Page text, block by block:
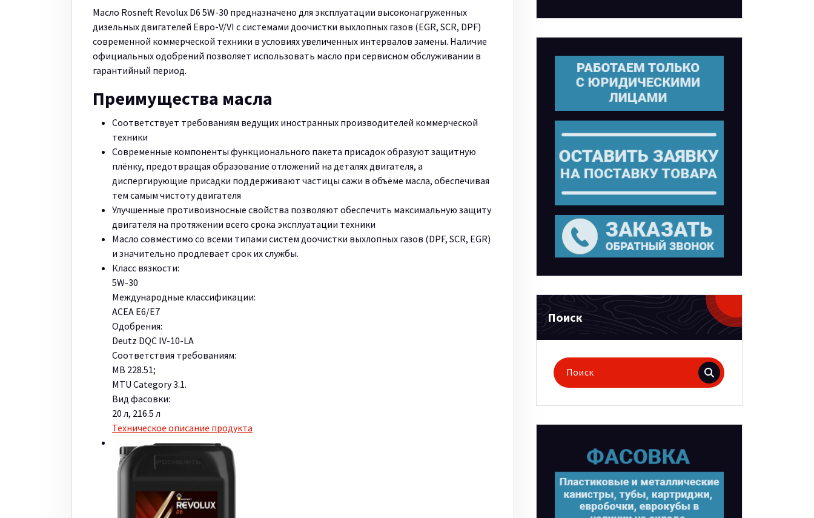
Масло Rosneft Revolux D6 5W-30 предназначено для эксплуатации высоконагруженных
дизельных двигателей Евро-V/VI с системами доочистки выхлопных газов (EGR, SCR, DPF)
современной коммерческой техники в условиях увеличенных интервалов замены. Наличие
официальных одобрений позволяет использовать масло при сервисном обслуживании в
гарантийный период.
Преимущества масла
Соответствует требованиям ведущих иностранных производителей коммерческой
техники
Современные компоненты функционального пакета присадок образуют защитную
плёнку, предотвращая образование отложений на деталях двигателя, а
диспергирующие присадки поддерживают частицы сажи в объёме масла, обеспечивая
тем самым чистоту двигателя
Улучшенные противоизносные свойства позволяют обеспечить максимальную защиту
двигателя на протяжении всего срока эксплуатации техники
Масло совместимо со всеми типами систем доочистки выхлопных газов (DPF, SCR, EGR)
и значительно продлевает срок их службы.
Класс вязкости:
5W-30
Международные классификации:
ACEA E6/E7
Одобрения:
Deutz DQC IV-10-LA
Соответствия требованиям:
MB 228.51;
MTU Category 3.1.
Вид фасовки:
20 л, 216.5 л
Техническое описание продукта
Поиск
Поиск
для: